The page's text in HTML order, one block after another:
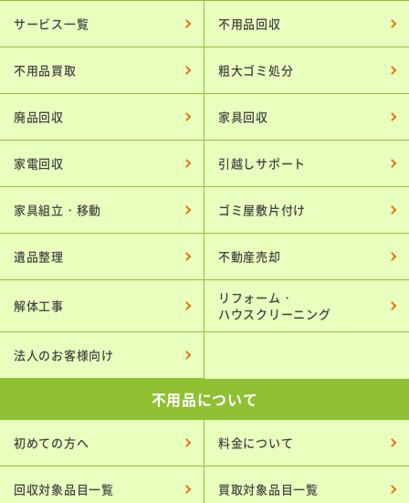
サービス一覧 不用品回収
不用品買取 粗大ゴミ処分
廃品回収 家具回収
家電回収 引越しサポート
家具組立・移動 ゴミ屋敷片付け
遺品整理 不動産売却
解体工事
リフォーム・
ハウスクリーニング
法人のお客様向け
不用品について
初めての方へ 料金について
回収対象品目一覧 買取対象品目一覧